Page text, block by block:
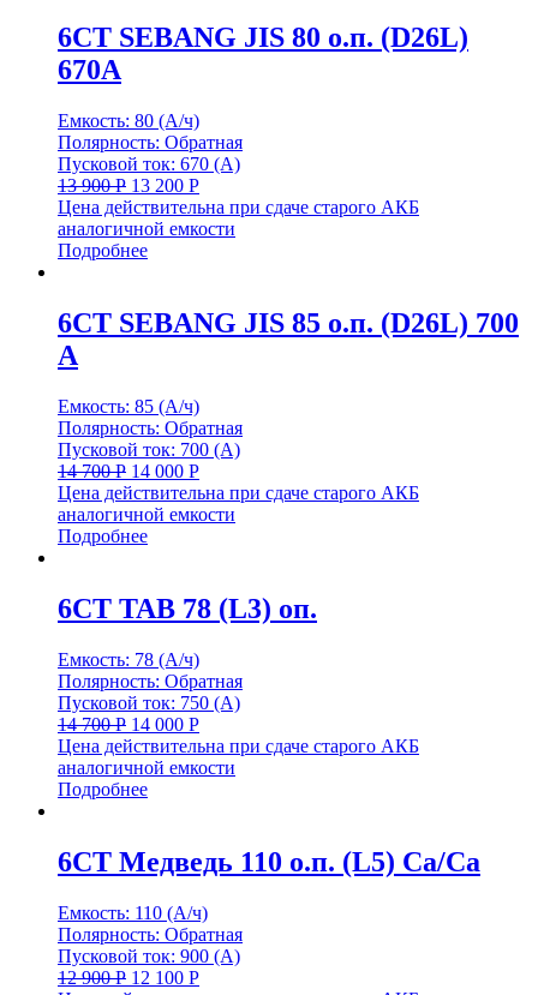
6СТ SEBANG JIS 80 о.п. (D26L)
670A
Емкость: 80 (А/ч)
Полярность: Обратная
Пусковой ток: 670 (А)
13 900Р 13 200 Р
Цена действительна при сдаче старого АКБ
аналогичной емкости
Подробнее
6СТ SEBANG JIS 85 о.п. (D26L) 700
A
Емкость: 85 (А/ч)
Полярность: Обратная
Пусковой ток: 700 (А)
14 700Р 14 000 Р
Цена действительна при сдаче старого АКБ
аналогичной емкости
Подробнее
6СТ TAB 78 (L3) оп.
Емкость: 78 (А/ч)
Полярность: Обратная
Пусковой ток: 750 (А)
14 700Р 14 000 Р
Цена действительна при сдаче старого АКБ
аналогичной емкости
Подробнее
6СТ Медведь 110 о.п. (L5) Са/Са
Емкость: 110 (А/ч)
Полярность: Обратная
Пусковой ток: 900 (А)
12 900Р 12 100 Р